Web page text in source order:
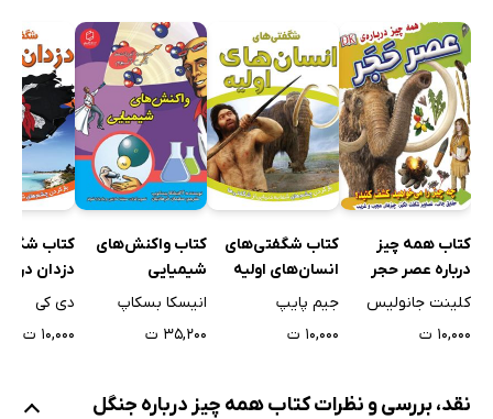
کتاب همه چیز
درباره عصر حجر
کلینت جانولیس
۱۰,۰۰۰ ت
کتاب شگفتی‌های
انسان‌های اولیه
جیم پایپ
۱۰,۰۰۰ ت
کتاب واکنش‌های
شیمیایی
انیسکا بسکاپ
۳۵,۲۰۰ ت
کتاب
دزدان
دی کی
۱۰,۰۰۰ ت
نقد، بررسی و نظرات کتاب همه چیز درباره جنگل